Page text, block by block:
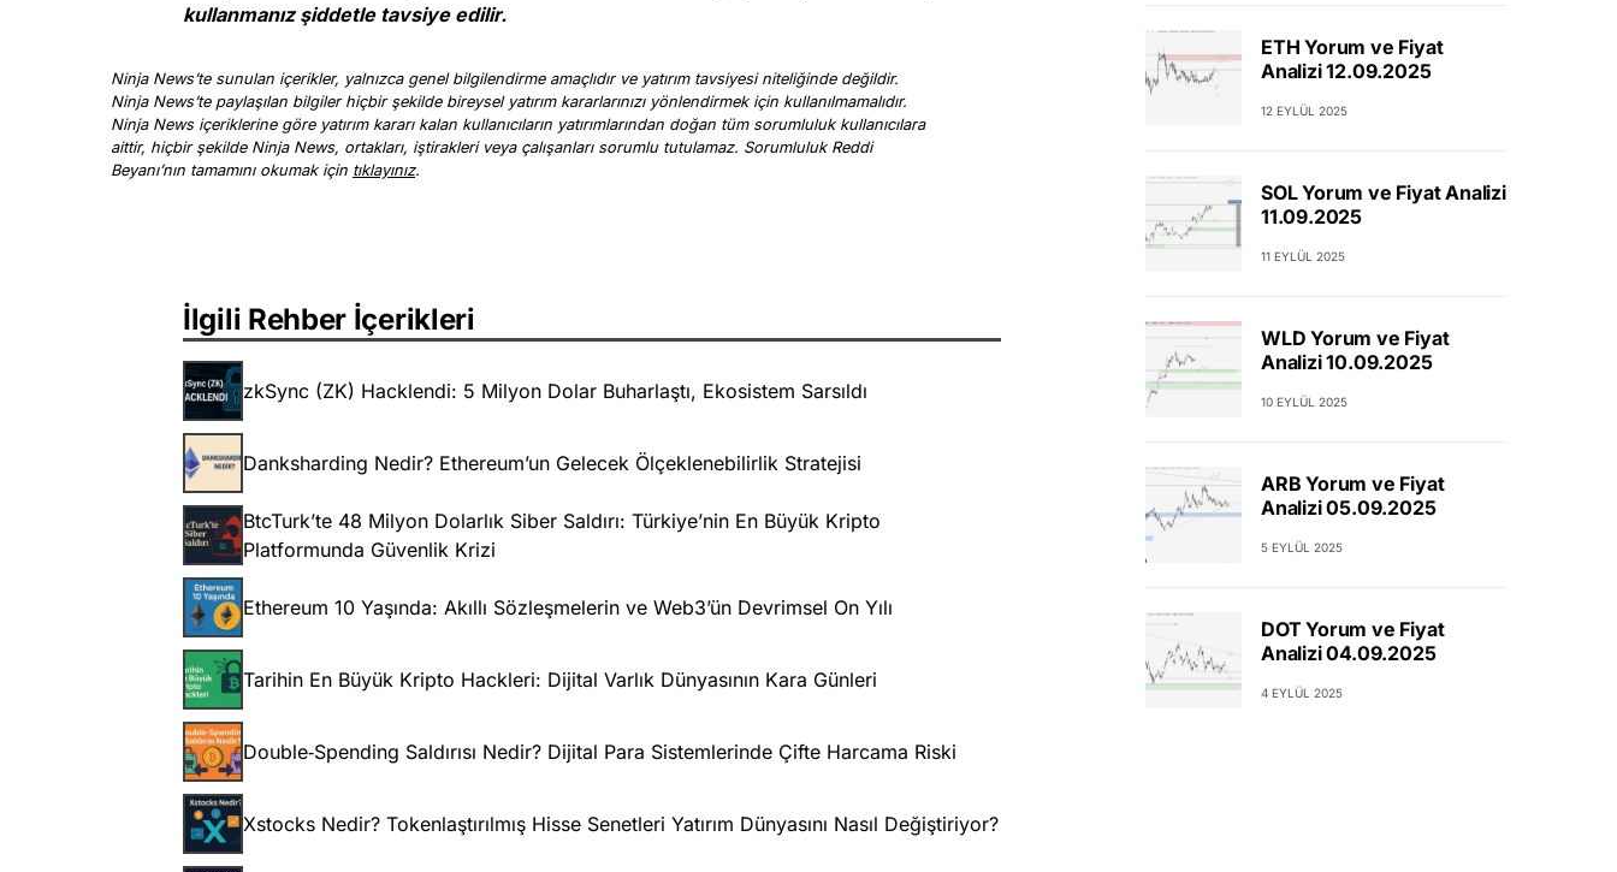
kullanmanız şiddetle tavsiye edilir.
Ninja News’te sunulan içerikler, yalnızca genel bilgilendirme amaçlıdır ve yatırım tavsiyesi niteliğinde değildir.
Ninja News’te paylaşılan bilgiler hiçbir şekilde bireysel yatırım kararlarınızı yönlendirmek için kullanılmamalıdır.
Ninja News içeriklerine göre yatırım kararı kalan kullanıcıların yatırımlarından doğan tüm sorumluluk kullanıcılara
aittir, hiçbir şekilde Ninja News, ortakları, iştirakleri veya çalışanları sorumlu tutulamaz. Sorumluluk Reddi
Beyanı’nın tamamını okumak için tıklayınız.
İlgili Rehber İçerikleri
zkSync (ZK) Hacklendi: 5 Milyon Dolar Buharlaştı, Ekosistem Sarsıldı
Danksharding Nedir? Ethereum’un Gelecek Ölçeklenebilirlik Stratejisi
BtcTurk’te 48 Milyon Dolarlık Siber Saldırı: Türkiye’nin En Büyük Kripto
Platformunda Güvenlik Krizi
Ethereum 10 Yaşında: Akıllı Sözleşmelerin ve Web3’ün Devrimsel On Yılı
Tarihin En Büyük Kripto Hackleri: Dijital Varlık Dünyasının Kara Günleri
Double‑Spending Saldırısı Nedir? Dijital Para Sistemlerinde Çifte Harcama Riski
Xstocks Nedir? Tokenlaştırılmış Hisse Senetleri Yatırım Dünyasını Nasıl Değiştiriyor?
ETH Yorum ve Fiyat
Analizi 12.09.2025
12 EYLÜL 2025
SOL Yorum ve Fiyat Analizi
11.09.2025
11 EYLÜL 2025
WLD Yorum ve Fiyat
Analizi 10.09.2025
10 EYLÜL 2025
ARB Yorum ve Fiyat
Analizi 05.09.2025
5 EYLÜL 2025
DOT Yorum ve Fiyat
Analizi 04.09.2025
4 EYLÜL 2025